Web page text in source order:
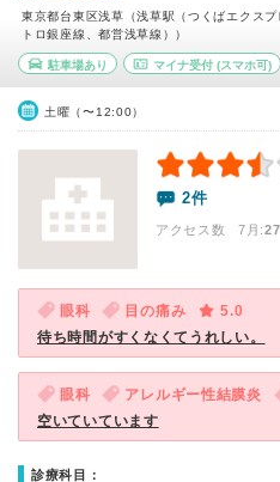
東京都台東区浅草（浅草駅（つくばエクス
トロ銀座線、都営浅草線））
駐車場あり マイナ受付(スマホ可)
土曜（〜12:00）
2件
アクセス数 7月:27
眼科 目の痛み
5.0
待ち時間がすくなくてうれしい。
眼科 アレルギー性結膜炎
空いていています
診療科目：